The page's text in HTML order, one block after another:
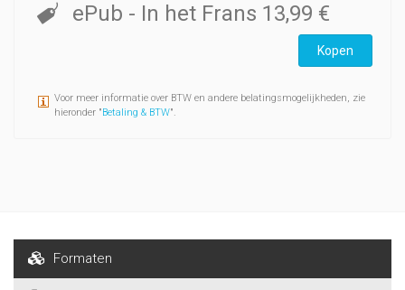
ePub - In het Frans 13,99 €
Kopen
Voor meer informatie over BTW en andere belatingsmogelijkheden, zie
hieronder "Betaling & BTW".
Formaten